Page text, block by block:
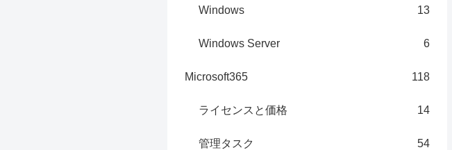
Windows 13
Windows Server 6
Microsoft365 118
ライセンスと価格 14
管理タスク 54